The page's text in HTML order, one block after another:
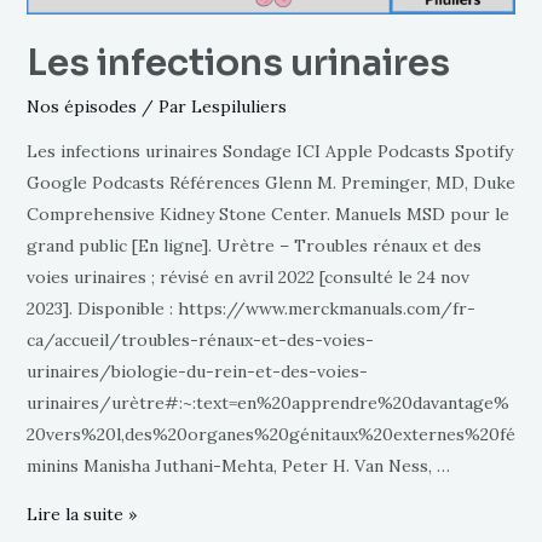
Les infections urinaires
Nos épisodes / Par Lespiluliers
Les infections urinaires Sondage ICI Apple Podcasts Spotify
Google Podcasts Références Glenn M. Preminger, MD, Duke
Comprehensive Kidney Stone Center. Manuels MSD pour le
grand public [En ligne]. Urètre – Troubles rénaux et des
voies urinaires ; révisé en avril 2022 [consulté le 24 nov
2023]. Disponible : https://www.merckmanuals.com/fr-
ca/accueil/troubles-rénaux-et-des-voies-
urinaires/biologie-du-rein-et-des-voies-
urinaires/urètre#:~:text=en%20apprendre%20davantage%
20vers%20l,des%20organes%20génitaux%20externes%20fé
minins Manisha Juthani-Mehta, Peter H. Van Ness, …
Lire la suite »